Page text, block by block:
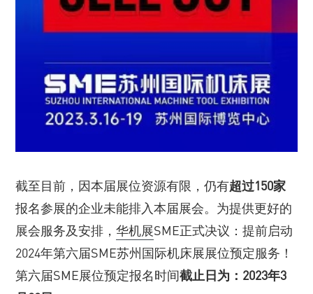
截至目前，因本届展位资源有限，仍有超过150家
报名参展的企业未能排入本届展会。为提供更好的
展会服务及安排， 华机展SME正式决议：提前启动
2024年第六届SME苏州国际机床展展位预定服务！
第六届SME展位预定报名时间截止日为：2023年3